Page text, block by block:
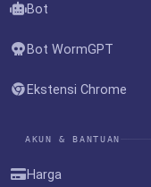
Bot
Bot WormGPT
Ekstensi Chrome
AKUN & BANTUAN
Harga